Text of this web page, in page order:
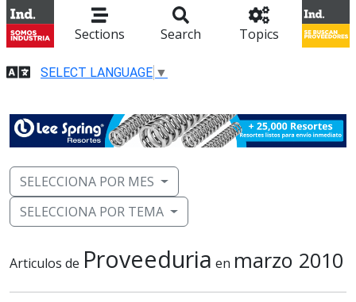
Sections Search Topics
SELECT LANGUAGE ▼
SELECCIONA POR MES
SELECCIONA POR TEMA
Articulos de Proveeduria en marzo 2010